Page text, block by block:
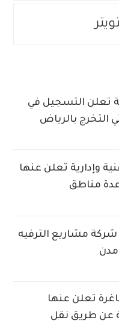
تعلن التسجيل في
التخرج بالرياض
وإدارية تعلن عنها
عدة مناطق
مشاريع الترفيه
تعلن عنها
عن طريق نقل